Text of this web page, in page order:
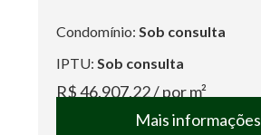
Condomínio: Sob consulta
IPTU: Sob consulta
R$ 46.907,22/ por m²
Mais informações